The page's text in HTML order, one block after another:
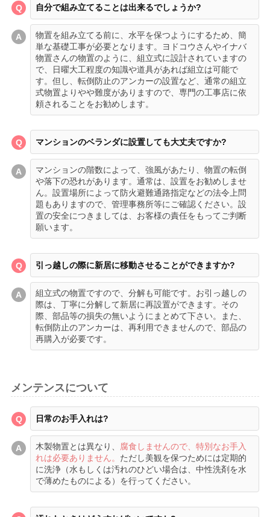
自分で組み立てることは出来るでしょうか?
物置を組み立てる前に、水平を保つようにするため、簡
単な基礎工事が必要となります。ヨドコウさんやイナバ
物置さんの物置のように、組立式に設計されていますの
で、日曜大工程度の知識や道具があれば組立は可能で
す。但し、転倒防止のアンカーの設置など、通常の組立
式物置よりやや難度がありますので、専門の工事店に依
頼されることをお勧めします。
マンションのベランダに設置しても大丈夫ですか?
マンションの階数によって、強風があたり、物置の転倒
や落下の恐れがあります。通常は、設置をお勧めしませ
ん。設置場所によって防火避難通路指定などの法令上問
題もありますので、管理事務所等にご確認ください。設
置の安全につきましては、お客様の責任をもってご判断
願います。
引っ越しの際に新居に移動させることができますか?
組立式の物置ですので、分解も可能です。お引っ越しの
際は、丁寧に分解して新居に再設置ができます。その
際、部品等の損失の無いようにまとめて下さい。また、
転倒防止のアンカーは、再利用できませんので、部品の
再購入が必要です。
メンテンスについて
日常のお手入れは?
木製物置とは異なり、 腐食しませんので、特別なお手入
れは必要ありません。 ただし美観を保つためには定期的
に洗浄（水もしくは汚れのひどい場合は、中性洗剤を水
で薄めたものによる）を行ってください。